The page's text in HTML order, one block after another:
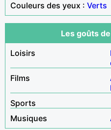
Couleurs des yeux : Verts
Les goûts
Loisirs
Films
Sports
Musiques